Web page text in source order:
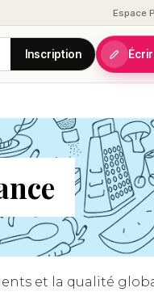
Espace
Inscription
et la qualité